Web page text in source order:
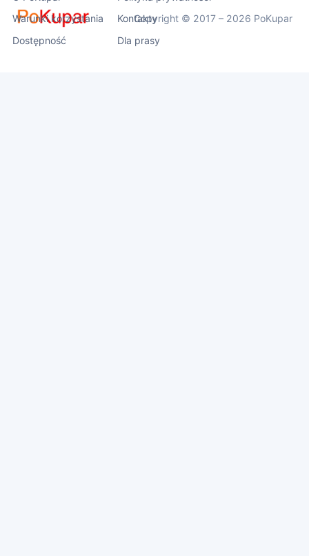
Warunki korzystania
Kontakty
Dostępność
Dla prasy
Copyright © 2017 – 2026 PoKupar